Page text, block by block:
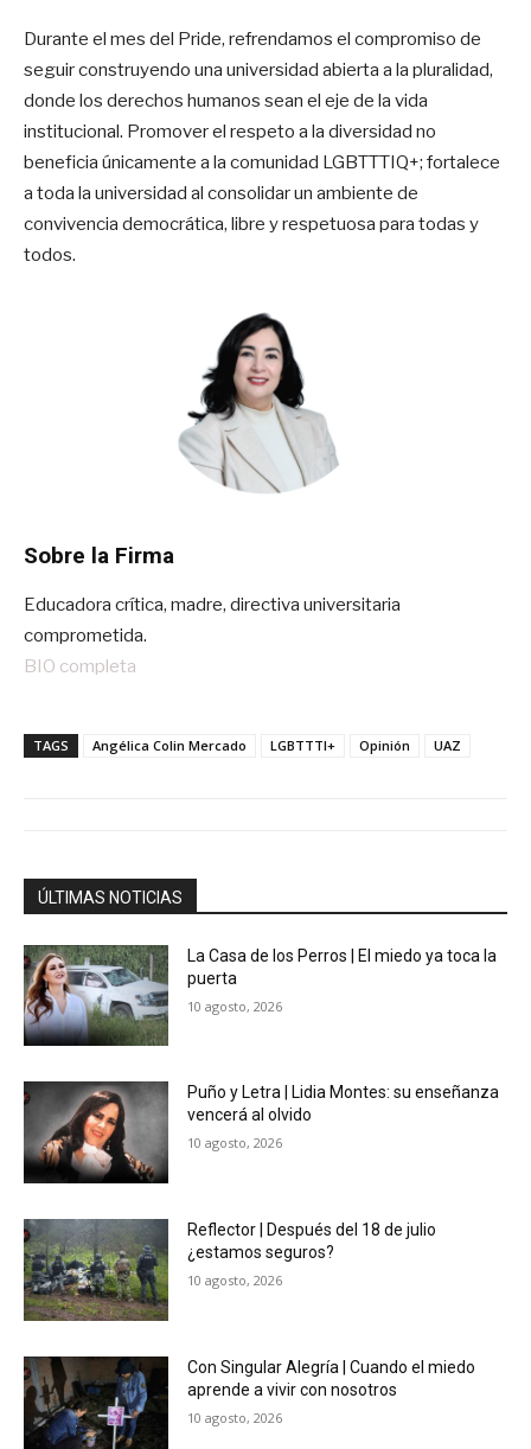
Durante el mes del Pride, refrendamos el compromiso de
seguir construyendo una universidad abierta a la pluralidad,
donde los derechos humanos sean el eje de la vida
institucional. Promover el respeto a la diversidad no
beneficia únicamente a la comunidad LGBTTTIQ+; fortalece
a toda la universidad al consolidar un ambiente de
convivencia democrática, libre y respetuosa para todas y
todos.
Sobre la Firma
Educadora crítica, madre, directiva universitaria
comprometida.
BIO completa
TAGS Angélica Colin Mercado LGBTTTI+ Opinión UAZ
ÚLTIMAS NOTICIAS
La Casa de los Perros | El miedo ya toca la
puerta
10 agosto, 2026
Puño y Letra | Lidia Montes: su enseñanza
vencerá al olvido
10 agosto, 2026
Reflector | Después del 18 de julio
¿estamos seguros?
10 agosto, 2026
Con Singular Alegría | Cuando el miedo
aprende a vivir con nosotros
10 agosto, 2026